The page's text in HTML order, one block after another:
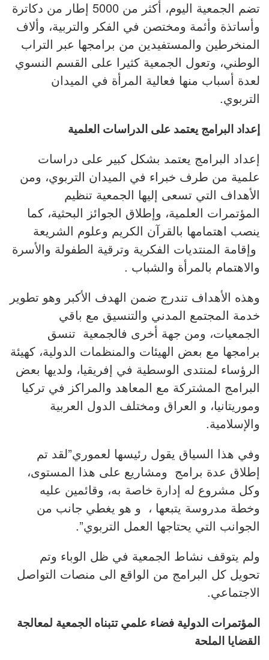
تضم الجمعية اليوم، أكثر من 5000 إطار من دكاترة
وأساتذة وأئمة ومختصن في الفكر والتربية، وألاف
المنخرطين والمستفيدين من برامجها عبر التراب
الوطني، وتعول الجمعية كثيرا على القسم النسوي
لعدة أسباب منها فعالية المرأة في الميدان
التربوي.
إعداد البرامج يعتمد على الدراسات العلمية
إعداد البرامج يعتمد بشكل كبير على دراسات
علمية من طرف خبراء في الميدان التربوي، ومن
الأهداف التي تسعى إليها الجمعية تنظيم
المؤتمرات العلمية، وإطلاق الجوائز البحثية، كما
ينصب اهتمامها بالقرآن الكريم وعلوم الشريعة
وإقامة المنتديات الفكرية وترقية الطفولة والأسرة
والاهتمام بالمرأة والشباب .
وهذه الأهداف تندرج ضمن الهدف الأكبر وهو تطوير
خدمة المجتمع المدني والتنسيق مع باقي
الجمعيات، ومن جهة أخرى فالجمعية تنسق
برامجها مع بعض الهيئات والمنظمات الدولية، كهيئة
الرؤساء لمنتدى الوسطية في إفريقيا، ولديها بعض
البرامج المشتركة مع المعاهد والمراكز في تركيا
وموريتانيا، و العراق ومختلف الدول العربية
والإسلامية.
وفي هذا السياق يقول رئيسها لعموري”لقد تم
إطلاق عدة برامج ومشاريع على هذا المستوى،
وكل مشروع له إدارة خاصة به، وقائمين عليه
وخطة مدروسة يتبعها ، و هو يغطي جانب من
الجوانب التي يحتاجها العمل التربوي”.
ولم يتوقف نشاط الجمعية في ظل الوباء وتم
تحويل كل البرامج من الواقع الى منصات التواصل
الاجتماعي.
المؤتمرات الدولية فضاء علمي تتبناه الجمعية لمعالجة
القضايا الملحة